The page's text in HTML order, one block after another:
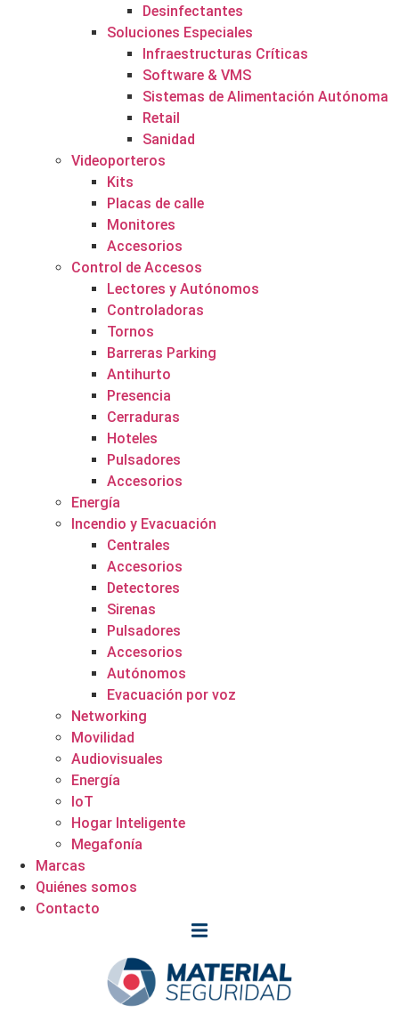
Desinfectantes
Soluciones Especiales
Infraestructuras Críticas
Software & VMS
Sistemas de Alimentación Autónoma
Retail
Sanidad
Videoporteros
Kits
Placas de calle
Monitores
Accesorios
Control de Accesos
Lectores y Autónomos
Controladoras
Tornos
Barreras Parking
Antihurto
Presencia
Cerraduras
Hoteles
Pulsadores
Accesorios
Energía
Incendio y Evacuación
Centrales
Accesorios
Detectores
Sirenas
Pulsadores
Accesorios
Autónomos
Evacuación por voz
Networking
Movilidad
Audiovisuales
Energía
IoT
Hogar Inteligente
Megafonía
Marcas
Quiénes somos
Contacto